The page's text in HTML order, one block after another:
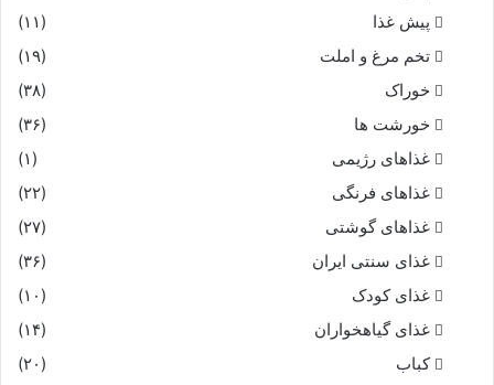
پیش غذا
(۱۱)
تخم مرغ و املت
(۱۹)
خوراک
(۳۸)
خورشت ها
(۳۶)
غذاهای رژیمی
(۱)
غذاهای فرنگی
(۲۲)
غذاهای گوشتی
(۲۷)
غذای سنتی ایران
(۳۶)
غذای کودک
(۱۰)
غذای گیاهخواران
(۱۴)
کباب
(۲۰)